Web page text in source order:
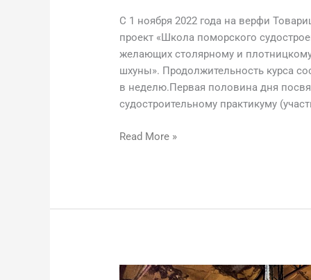
С 1 ноября 2022 года на верфи
проект «Школа поморского
желающих столярному и
шхуны». Продолжительность курса
в неделю.Первая половина дня
судостроительному практикуму
Read More »
Дневник